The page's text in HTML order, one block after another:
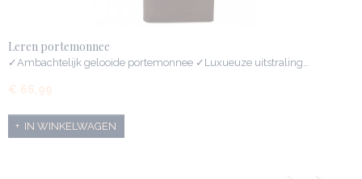
Leren portemonnee
✓Ambachtelijk gelooide portemonnee ✓Luxueuze uitstraling…
€ 66,99
IN WINKELWAGEN